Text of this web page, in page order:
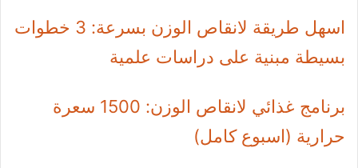
اسهل طريقة لانقاص الوزن بسرعة: 3 خطوات
بسيطة مبنية على دراسات علمية
برنامج غذائي لانقاص الوزن: 1500 سعرة
حرارية (اسبوع كامل)